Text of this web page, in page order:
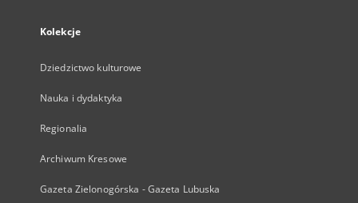
Kolekcje
Dziedzictwo kulturowe
Nauka i dydaktyka
Regionalia
Archiwum Kresowe
Gazeta Zielonogórska - Gazeta Lubuska